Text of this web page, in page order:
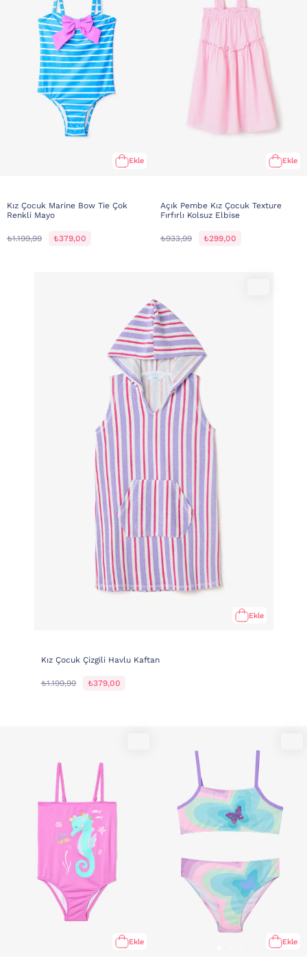
Ekle
Kız Çocuk Marine Bow Tie Çok
Renkli Mayo
₺1.199,99 ₺379,00
Ekle
Açık Pembe Kız Çocuk Texture
Fırfırlı Kolsuz Elbise
₺933,99 ₺299,00
Ekle
Kız Çocuk Çizgili Havlu Kaftan
₺1.199,99 ₺379,00
Ekle Ekle